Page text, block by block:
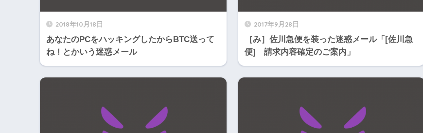
2018年10月18日
あなたのPCをハッキングしたからBTC送って
ね！とかいう迷惑メール
2017年9月28日
［み］佐川急便を装った迷惑メール「[佐川急
便] 請求内容確定のご案内」